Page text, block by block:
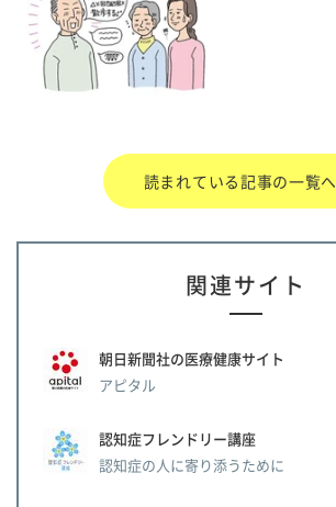
読まれている記事の一覧へ
関連サイト
朝日新聞社の医療健康サイト
アピタル
認知症フレンドリー講座
認知症の人に寄り添うために